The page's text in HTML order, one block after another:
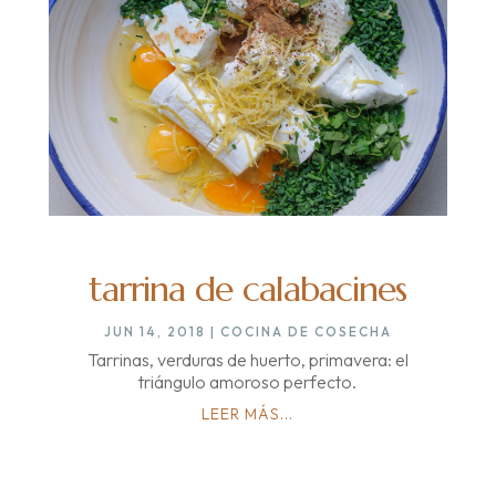
tarrina de calabacines
JUN 14, 2018 | COCINA DE COSECHA
Tarrinas, verduras de huerto, primavera: el
triángulo amoroso perfecto.
LEER MÁS...